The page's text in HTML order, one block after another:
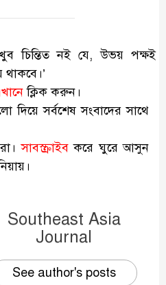
চিন্তিত নই যে, উভয় পক্ষই
থাকবে।’
ক্লিক করুন।
দিয়ে সর্বশেষ সংবাদের সাথে
সাবস্ক্রাইব করে ঘুরে আসুন
Southeast Asia
Journal
See author's posts